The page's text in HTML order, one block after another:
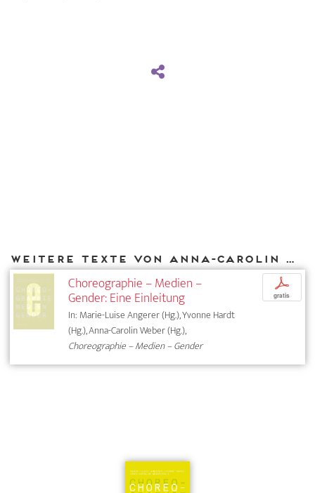
Weitere Texte von Anna-Carolin Weber bei DIAPHANES
Choreographie – Medien –
Gender: Eine Einleitung
In: Marie-Luise Angerer (Hg.), Yvonne Hardt
(Hg.), Anna-Carolin Weber (Hg.),
Choreographie – Medien – Gender
p
gratis